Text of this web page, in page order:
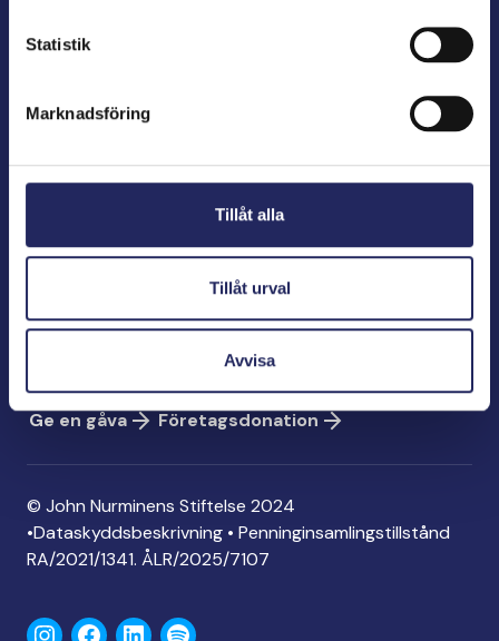
Statistik
Marknadsföring
Tillåt alla
Tillåt urval
Avvisa
kulturens väktare och utgivare av marin litteratur.
Bölegatan 2
00240 Helsingfors
Kontaktinformation
Ge en gåva
Ge en gåva
Företagsdonation
© John Nurminens Stiftelse 2024
•Dataskyddsbeskrivning • Penninginsamlingstillstånd
RA/2021/1341. ÅLR/2025/7107